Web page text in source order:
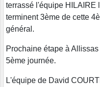
terrassé l'équipe HILAIRE
terminent 3ème de cette
général.
Prochaine étape à
5ème journée.
L'équipe de David